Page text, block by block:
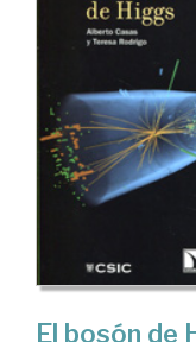
El bosón de